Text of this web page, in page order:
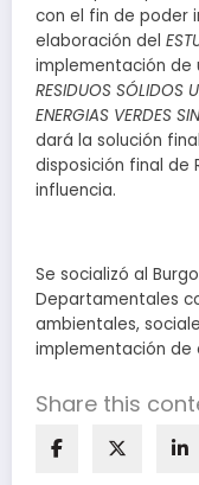
con el fin de poder
elaboración del
implementación de
RESIDUOS SÓLIDOS
ENERGIAS VERDES
dará la solución
disposición final de
influencia.
Se socializó al
Departamentales
ambientales,
implementación de
Share this